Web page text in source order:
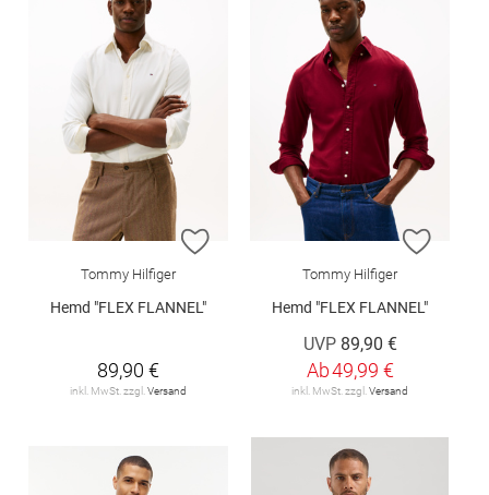
ZUR WUNSCHLISTE HINZUFÜGEN
Tommy Hilfiger
Hemd "FLEX FLANNEL"
89,90 €
inkl. MwSt. zzgl.Versand
ZUR
Tommy Hilfiger
Hemd "FLEX FLANNEL"
UVP 89,90 €
Ab49,99 €
inkl. MwSt. zzgl.Versand